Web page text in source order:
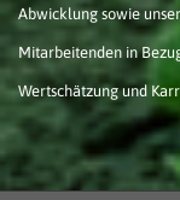
Abwicklung sowie
Mitarbeitenden in
Wertschätzung und